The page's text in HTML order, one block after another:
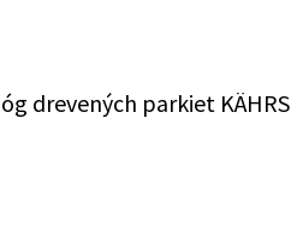
drevených parkiet KÄHRS